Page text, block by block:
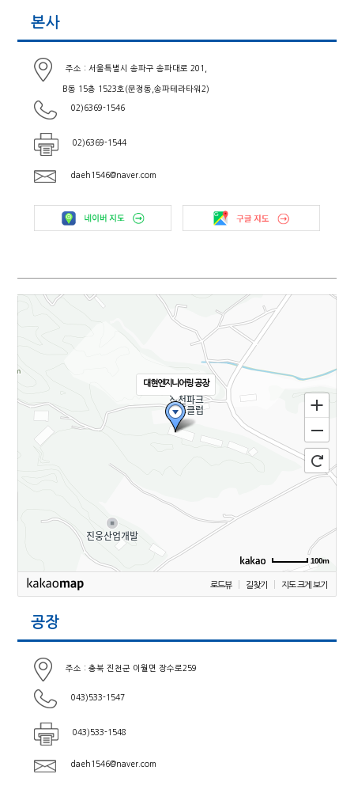
본사
주소 : 서울특별시 송파구 송파대로 201,
B동 15층 1523호(문정동,송파테라타워2)
02)6369-1546
02)6369-1544
daeh1546@naver.com
대현엔지니어링 공장
100m
로드뷰 길찾기 지도 크게 보기
공장
주소 : 충북 진천군 이월면 장수로259
043)533-1547
043)533-1548
daeh1546@naver.com